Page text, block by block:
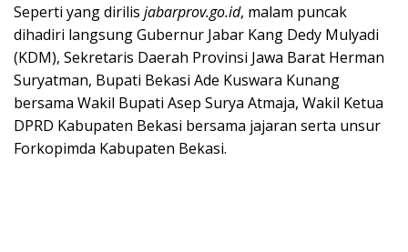
Seperti yang dirilis jabarprov.go.id, malam puncak
dihadiri langsung Gubernur Jabar Kang Dedy Mulyadi
(KDM), Sekretaris Daerah Provinsi Jawa Barat Herman
Suryatman, Bupati Bekasi Ade Kuswara Kunang
bersama Wakil Bupati Asep Surya Atmaja, Wakil Ketua
DPRD Kabupaten Bekasi bersama jajaran serta unsur
Forkopimda Kabupaten Bekasi.